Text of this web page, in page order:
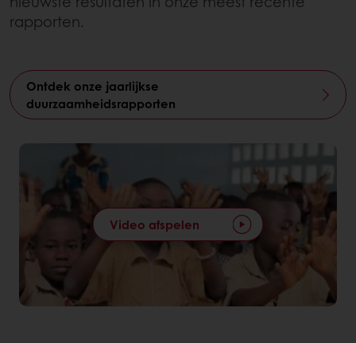
rapporten.
Ontdek onze jaarlijkse
duurzaamheidsrapporten
Video afspelen